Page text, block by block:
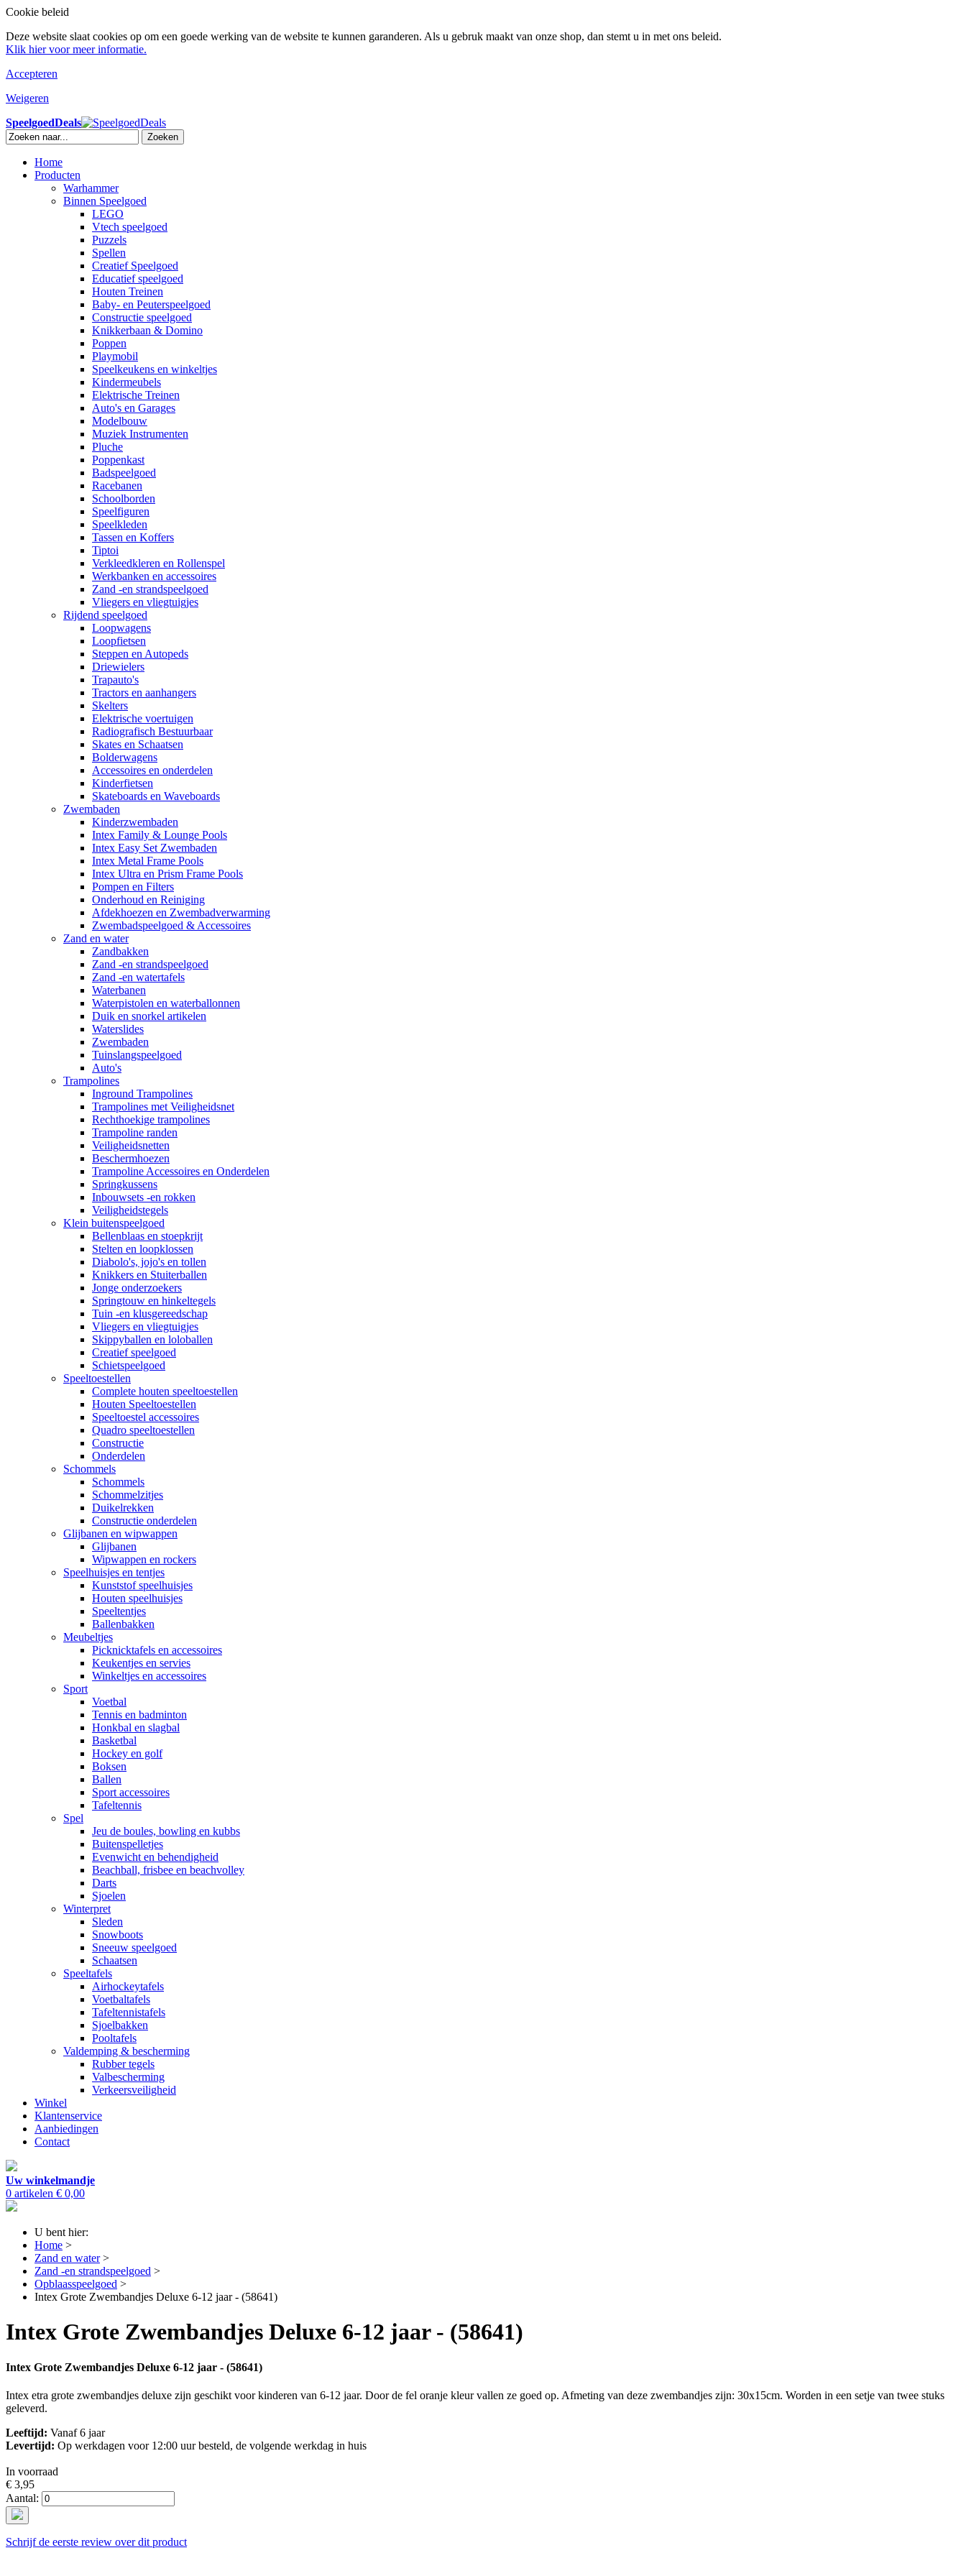
Cookie beleid
Deze website slaat cookies op om een goede werking van de website te kunnen garanderen. Als u gebruk maakt van onze shop, dan stemt u in met ons beleid.
Klik hier voor meer informatie.
Accepteren
Weigeren
SpeelgoedDeals
Zoeken
Home
Producten
Warhammer
Binnen Speelgoed
LEGO
Vtech speelgoed
Puzzels
Spellen
Creatief Speelgoed
Educatief speelgoed
Houten Treinen
Baby- en Peuterspeelgoed
Constructie speelgoed
Knikkerbaan & Domino
Poppen
Playmobil
Speelkeukens en winkeltjes
Kindermeubels
Elektrische Treinen
Auto's en Garages
Modelbouw
Muziek Instrumenten
Pluche
Poppenkast
Badspeelgoed
Racebanen
Schoolborden
Speelfiguren
Speelkleden
Tassen en Koffers
Tiptoi
Verkleedkleren en Rollenspel
Werkbanken en accessoires
Zand -en strandspeelgoed
Vliegers en vliegtuigjes
Rijdend speelgoed
Loopwagens
Loopfietsen
Steppen en Autopeds
Driewielers
Trapauto's
Tractors en aanhangers
Skelters
Elektrische voertuigen
Radiografisch Bestuurbaar
Skates en Schaatsen
Bolderwagens
Accessoires en onderdelen
Kinderfietsen
Skateboards en Waveboards
Zwembaden
Kinderzwembaden
Intex Family & Lounge Pools
Intex Easy Set Zwembaden
Intex Metal Frame Pools
Intex Ultra en Prism Frame Pools
Pompen en Filters
Onderhoud en Reiniging
Afdekhoezen en Zwembadverwarming
Zwembadspeelgoed & Accessoires
Zand en water
Zandbakken
Zand -en strandspeelgoed
Zand -en watertafels
Waterbanen
Waterpistolen en waterballonnen
Duik en snorkel artikelen
Waterslides
Zwembaden
Tuinslangspeelgoed
Auto's
Trampolines
Inground Trampolines
Trampolines met Veiligheidsnet
Rechthoekige trampolines
Trampoline randen
Veiligheidsnetten
Beschermhoezen
Trampoline Accessoires en Onderdelen
Springkussens
Inbouwsets -en rokken
Veiligheidstegels
Klein buitenspeelgoed
Bellenblaas en stoepkrijt
Stelten en loopklossen
Diabolo's, jojo's en tollen
Knikkers en Stuiterballen
Jonge onderzoekers
Springtouw en hinkeltegels
Tuin -en klusgereedschap
Vliegers en vliegtuigjes
Skippyballen en loloballen
Creatief speelgoed
Schietspeelgoed
Speeltoestellen
Complete houten speeltoestellen
Houten Speeltoestellen
Speeltoestel accessoires
Quadro speeltoestellen
Constructie
Onderdelen
Schommels
Schommels
Schommelzitjes
Duikelrekken
Constructie onderdelen
Glijbanen en wipwappen
Glijbanen
Wipwappen en rockers
Speelhuisjes en tentjes
Kunststof speelhuisjes
Houten speelhuisjes
Speeltentjes
Ballenbakken
Meubeltjes
Picknicktafels en accessoires
Keukentjes en servies
Winkeltjes en accessoires
Sport
Voetbal
Tennis en badminton
Honkbal en slagbal
Basketbal
Hockey en golf
Boksen
Ballen
Sport accessoires
Tafeltennis
Spel
Jeu de boules, bowling en kubbs
Buitenspelletjes
Evenwicht en behendigheid
Beachball, frisbee en beachvolley
Darts
Sjoelen
Winterpret
Sleden
Snowboots
Sneeuw speelgoed
Schaatsen
Speeltafels
Airhockeytafels
Voetbaltafels
Tafeltennistafels
Sjoelbakken
Pooltafels
Valdemping & bescherming
Rubber tegels
Valbescherming
Verkeersveiligheid
Winkel
Klantenservice
Aanbiedingen
Contact
Uw winkelmandje
0 artikelen € 0,00
U bent hier:
Home >
Zand en water >
Zand -en strandspeelgoed >
Opblaasspeelgoed >
Intex Grote Zwembandjes Deluxe 6-12 jaar - (58641)
Intex Grote Zwembandjes Deluxe 6-12 jaar - (58641)
Intex Grote Zwembandjes Deluxe 6-12 jaar - (58641)
Intex etra grote zwembandjes deluxe zijn geschikt voor kinderen van 6-12 jaar. Door de fel oranje kleur vallen ze goed op. Afmeting van deze zwembandjes zijn: 30x15cm. Worden in een setje van twee stuks
geleverd.
Leeftijd: Vanaf 6 jaar
Levertijd: Op werkdagen voor 12:00 uur besteld, de volgende werkdag in huis
In voorraad
€ 3,95
Aantal:
Schrijf de eerste review over dit product